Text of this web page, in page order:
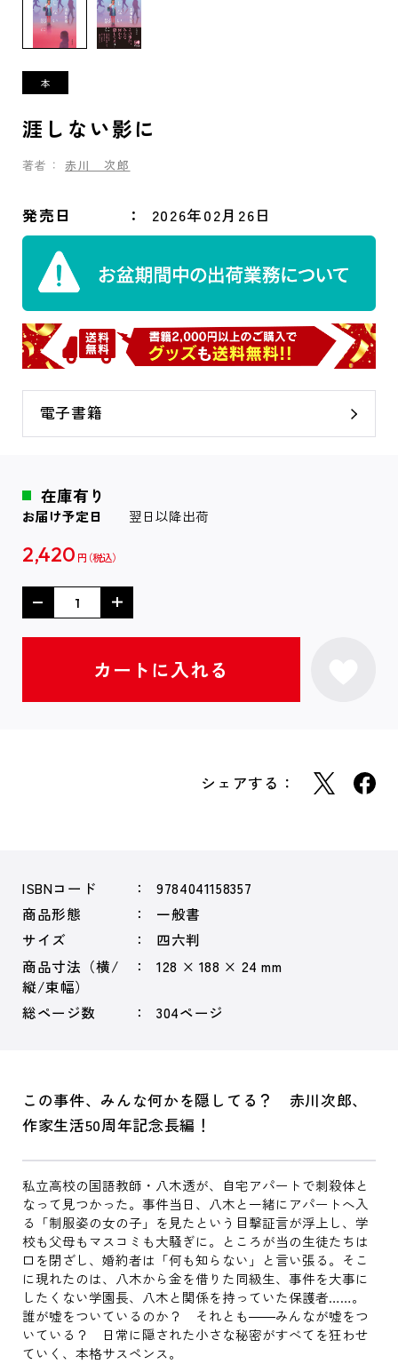
涯しない影に
著者： 赤川 次郎
発売日 2026年02月26日
電子書籍
在庫有り
お届け予定日 翌日以降出荷
2,420 円
シェアする：
ISBNコード
9784041158357
商品形態
一般書
サイズ
四六判
商品寸法（横/
縦/束幅）
128 × 188 × 24 mm
総ページ数 304ページ
この事件、みんな何かを隠してる？ 赤川次郎、
作家生活50周年記念長編！
私立高校の国語教師・八木透が、自宅アパートで刺殺体と
なって見つかった。事件当日、八木と一緒にアパートへ入
る「制服姿の女の子」を見たという目撃証言が浮上し、学
校も父母もマスコミも大騒ぎに。ところが当の生徒たちは
口を閉ざし、婚約者は「何も知らない」と言い張る。そこ
に現れたのは、八木から金を借りた同級生、事件を大事に
したくない学園長、八木と関係を持っていた保護者……。
誰が嘘をついているのか？ それとも――みんなが嘘をつ
いている？ 日常に隠された小さな秘密がすべてを狂わせ
ていく、本格サスペンス。